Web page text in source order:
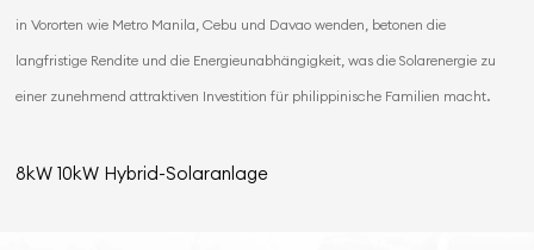
in Vororten wie Metro Manila, Cebu und Davao wenden, betonen die
langfristige Rendite und die Energieunabhängigkeit, was die Solarenergie zu
einer zunehmend attraktiven Investition für philippinische Familien macht.
8kW 10kW Hybrid-Solaranlage